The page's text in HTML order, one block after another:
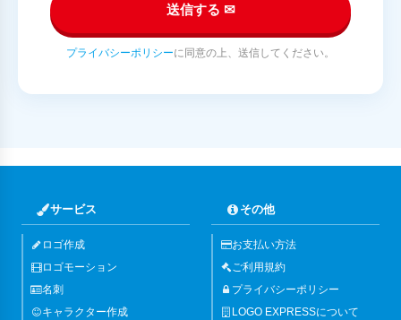
送信する ✉
プライバシーポリシーに同意の上、送信してください。
サービス
ロゴ作成
ロゴモーション
名刺
キャラクター作成
その他
お支払い方法
ご利用規約
プライバシーポリシー
LOGO EXPRESSについて